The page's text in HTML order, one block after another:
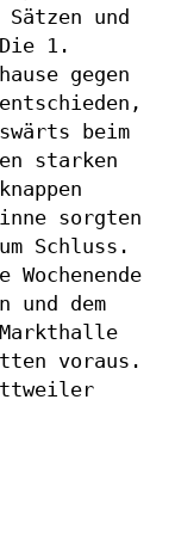
und
1.
gegen
beim
starken
sorgten
Schluss.
und dem
voraus.